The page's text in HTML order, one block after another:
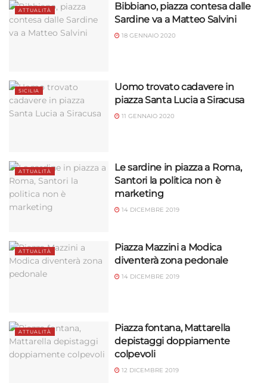
ATTUALITÀ
Bibbiano, piazza contesa dalle
Sardine va a Matteo Salvini
18 GENNAIO 2020
SICILIA
Uomo trovato cadavere in
piazza Santa Lucia a Siracusa
11 GENNAIO 2020
ATTUALITÀ
Le sardine in piazza a Roma,
Santori la politica non è
marketing
14 DICEMBRE 2019
ATTUALITÀ
Piazza Mazzini a Modica
diventerà zona pedonale
14 DICEMBRE 2019
ATTUALITÀ
Piazza fontana, Mattarella
depistaggi doppiamente
colpevoli
12 DICEMBRE 2019